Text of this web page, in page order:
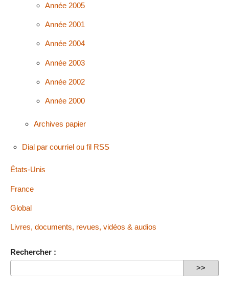
Année 2005
Année 2001
Année 2004
Année 2003
Année 2002
Année 2000
Archives papier
Dial par courriel ou fil RSS
États-Unis
France
Global
Livres, documents, revues, vidéos & audios
Rechercher :